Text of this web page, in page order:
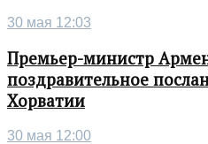
30 мая 12:03
Премьер-министр
поздравительное
Хорватии
30 мая 12:00